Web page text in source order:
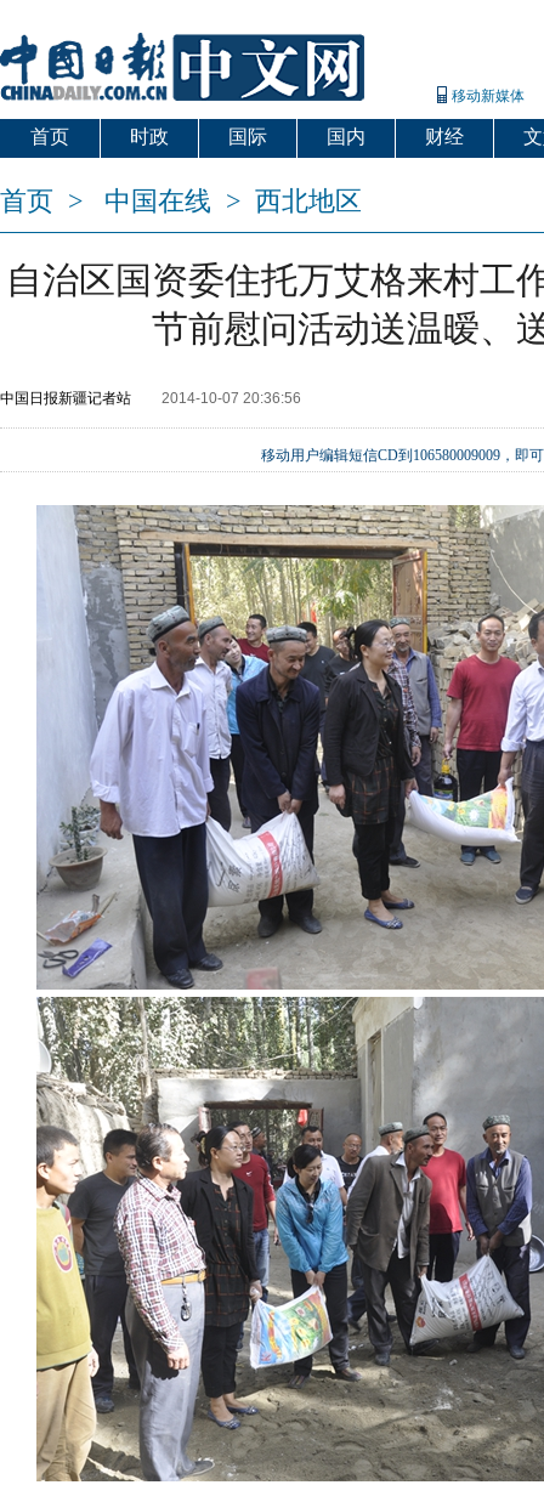
移动新媒体
首页 时政 国际 国内 财经
首页 > 中国在线 > 西北地区
自治区国资委住托万艾格来村工
节前慰问活动送温暧、
中国日报新疆记者站 2014-10-07 20:36:56
移动用户编辑短信CD到106580009009，即